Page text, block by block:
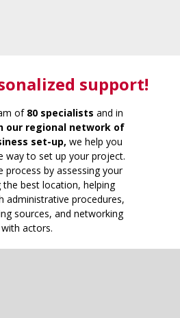
support!
of 80 specialists and in
our regional network of
set-up, we help you
way to set up your project.
process by assessing your
the best location, helping
administrative procedures,
sources, and networking
with actors.